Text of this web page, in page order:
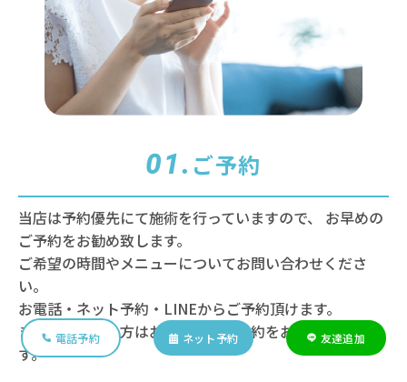
01. ご予約
当店は予約優先にて施術を行っていますので、
お早めの
ご予約をお勧め致します。
ご希望の時間やメニューについてお問い合わせくださ
い。
お電話・ネット予約・LINEからご予約頂けます。
また、お急ぎの方はお電話でのご予約をお願い致しま
す。
電話予約 ネット予約 友達追加